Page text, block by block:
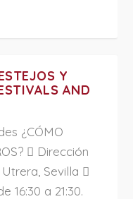
Y
AND
¿CÓMO
 Dirección
Utrera, Sevilla 
16:30 a 21:30.